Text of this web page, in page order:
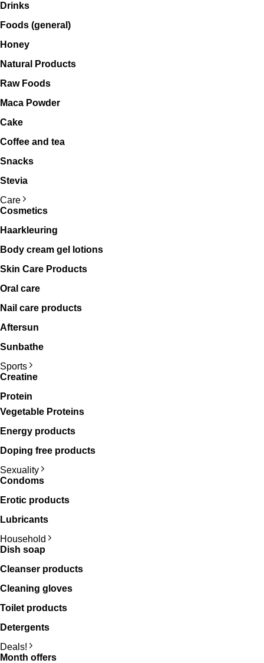
Drinks
Foods (general)
Honey
Natural Products
Raw Foods
Maca Powder
Cake
Coffee and tea
Snacks
Stevia
Care
Cosmetics
Haarkleuring
Body cream gel lotions
Skin Care Products
Oral care
Nail care products
Aftersun
Sunbathe
Sports
Creatine
Protein
Vegetable Proteins
Energy products
Doping free products
Sexuality
Condoms
Erotic products
Lubricants
Household
Dish soap
Cleanser products
Cleaning gloves
Toilet products
Detergents
Deals!
Month offers